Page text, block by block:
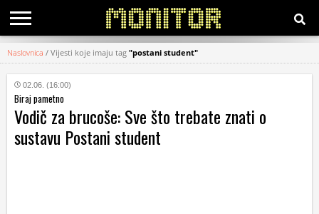
KATEGORIJE
HRVATSKI
WEB
Naslovnica / Vijesti koje imaju tag "postani student"
02.06. (16:00)
Biraj pametno
Vodič za brucoše: Sve što trebate znati o
sustavu Postani student